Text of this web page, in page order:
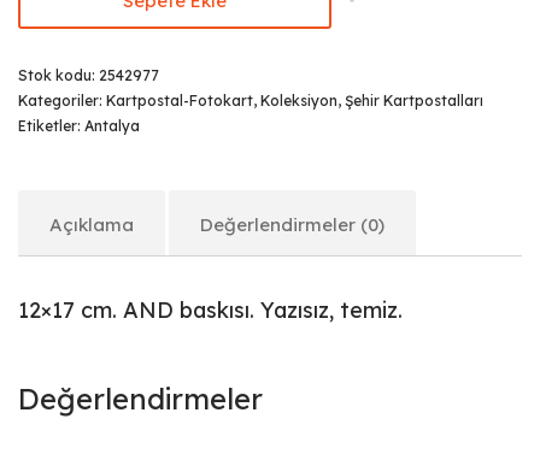
Stok kodu: 2542977
Kategoriler: Kartpostal-Fotokart, Koleksiyon, Şehir Kartpostalları
Etiketler: Antalya
Açıklama Değerlendirmeler (0)
12×17 cm. AND baskısı. Yazısız, temiz.
Değerlendirmeler